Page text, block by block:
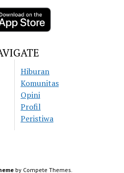
Hiburan
Komunitas
Opini
Profil
Peristiwa
by Compete Themes.